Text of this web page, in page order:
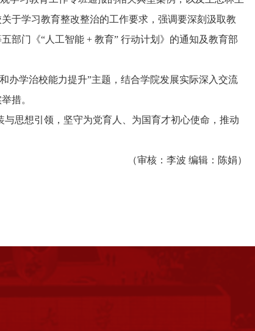
于学习教育整改整治的工作要求，强调要深刻汲取教
部门《“人工智能 + 教育” 行动计划》的通知及教育部
办学治校能力提升”主题，结合学院发展实际深入交流
措。
思想引领，坚守为党育人、为国育才初心使命，推动
（审核：李波 编辑：陈娟）